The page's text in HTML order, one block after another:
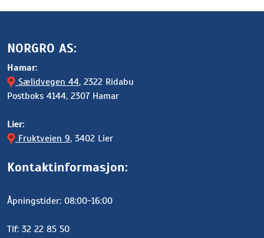
NORGRO AS:
Hamar:
Sælidvegen 44, 2322 Ridabu
Postboks 4144, 2307 Hamar
Lier:
Fruktveien 9, 3402 Lier
Kontaktinformasjon:
Åpningstider: 08:00-16:00
Tlf: 32 22 85 50